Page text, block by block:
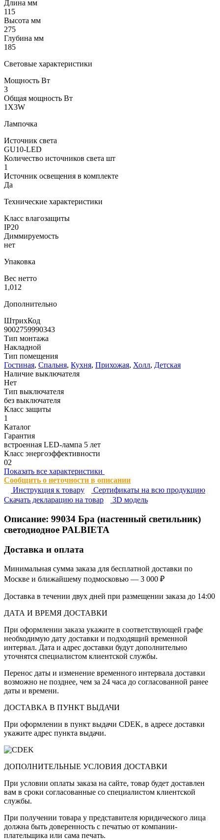
Длина мм
115
Высота мм
275
Глубина мм
185
Световые характеристики
Мощность Вт
3
Общая мощность Вт
1X3W
Лампочка
Источник света
GU10-LED
Количество источников света шт
1
Источник освещения в комплекте
Да
Технические характеристики
Класс влагозащиты
IP20
Диммируемость
нет
Упаковка
Вес нетто
1,012
Дополнительно
ШтрихКод
9002759990343
Тип монтажа
Накладной
Тип помещения
Гостиная, Спальня, Кухня, Прихожая, Холл, Детская
Наличие выключателя
Нет
Тип выключателя
без выключателя
Класс защиты
1
Каталог
Гарантия
встроенная LED-лампа 5 лет
Класс энергоэффективности
02
Показать все характеристики
Сообщить о неточности в описании
Инструкция к товару
Сертификаты на всю продукцию
Cкачать декларацию на товар
3D модель
Описание: 99034 Бра (настенный светильник)
светодиодное PALBIETA
Доставка и оплата
Минимальная сумма заказа для бесплатной доставки по
Москве и ближайшему подмосковью — 3 000 ₽
Доставка в течении двух дней при размещении заказа до 14:00
ДАТА И ВРЕМЯ ДОСТАВКИ
При оформлении заказа укажите в соответствующей графе
необходимую дату доставки и подходящий временной
интервал. Дата и адрес доставки будут дополнительно
уточнятся специалистом клиентской службы.
Перенос даты и изменение временного интервала доставки
возможно не позднее, чем за 24 часа до согласованной ранее
даты и времени.
ДОСТАВКА В ПУНКТ ВЫДАЧИ
При оформлении в пункт выдачи CDEK, в адресе доставки
укажите адрес пункта выдачи.
ДОПОЛНИТЕЛЬНЫЕ УСЛОВИЯ ДОСТАВКИ
При условии оплаты заказа на сайте, товар будет доставлен
вам в сроки согласованные со специалистом клиентской
службы.
При получении товара у представителя юридического лица
должна быть доверенность с печатью от компании-
плательщика или сама печать.